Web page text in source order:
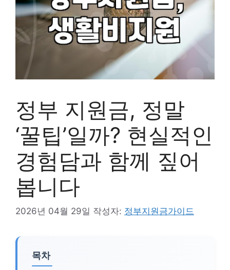
정부 지원금, 정말
‘꿀팁’일까? 현실적인
경험담과 함께 짚어
봅니다
2026년 04월 29일 작성자: 정부지원금가이드
목차